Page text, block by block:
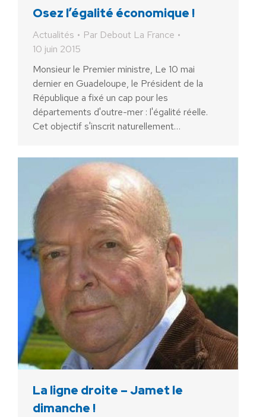
Osez l’égalité économique !
Actualités Par Debout La France
10 juin 2015
Monsieur le Premier ministre, Le 10 mai
dernier en Guadeloupe, le Président de la
République a fixé un cap pour les
départements d'outre-mer : l'égalité réelle.
Cet objectif s'inscrit naturellement…
La ligne droite – Jamet le
dimanche !